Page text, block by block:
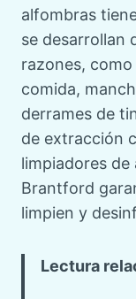
alfombras
se desarrollan
razones,
comida,
derrames de
de extracción
limpiadores
Brantford
limpien y
Lectura